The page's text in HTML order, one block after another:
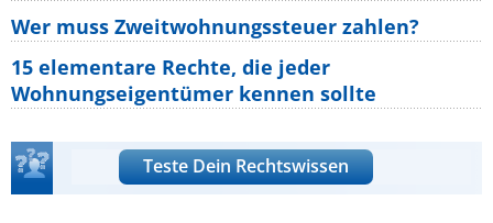
Wer muss Zweitwohnungssteuer zahlen?
15 elementare Rechte, die jeder
Wohnungseigentümer kennen sollte
Teste Dein Rechtswissen